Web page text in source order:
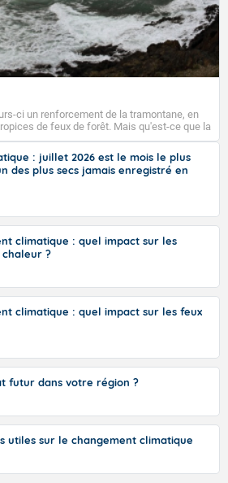
ci un renforcement de la tramontane, en
de feux de forêt. Mais qu'est-ce que la
ses caractéristiques ? La tramontane est un
nord-ouest à nord, ou ouest à nord-
du Roussillon à la vallée de l’Aude et à
de ce vent vient du latin trasmontanus,
en allusion aux régions montagneuses
: juillet 2026 est le mois le plus
des plus secs jamais enregistré en
climatique : quel impact sur les
chaleur ?
climatique : quel impact sur les feux
futur dans votre région ?
utiles sur le changement climatique